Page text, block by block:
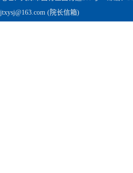
jtxysj@163.com (院长信箱)